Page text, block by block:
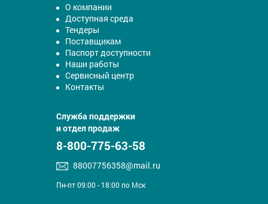
О компании
Доступная среда
Тендеры
Поставщикам
Паспорт доступности
Наши работы
Сервисный центр
Контакты
Служба поддержки
и отдел продаж
8-800-775-63-58
88007756358@mail.ru
Пн-пт 09:00 - 18:00 по Мск